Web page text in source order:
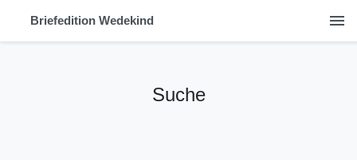
Briefedition Wedekind menu
Suche